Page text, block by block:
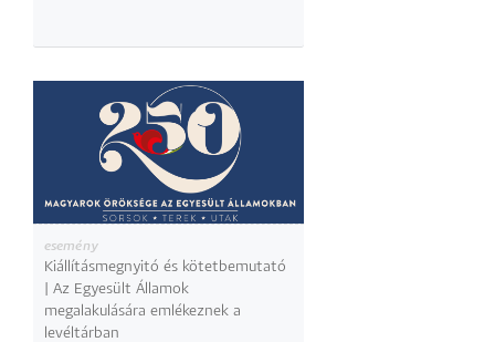
esemény
Kiállításmegnyitó és kötetbemutató
| Az Egyesült Államok
megalakulására emlékeznek a
levéltárban